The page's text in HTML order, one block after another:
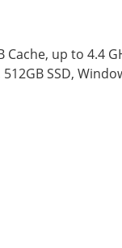
up to 4.4
SSD,